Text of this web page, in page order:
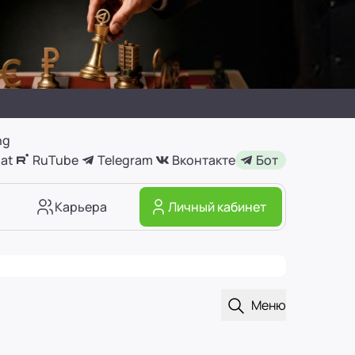
RuTube Telegram Вконтакте Бот
Карьера Личный кабинет
Меню
Открыть поиск